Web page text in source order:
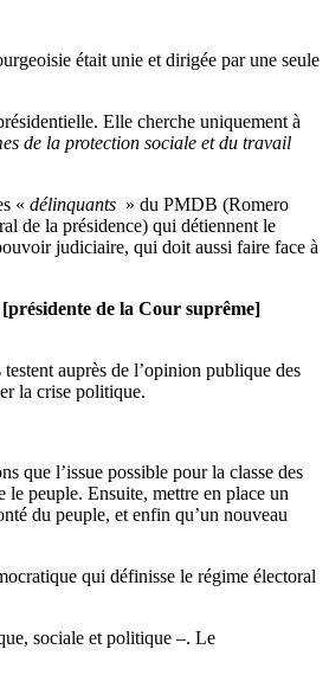
était unie et dirigée par une seule
Elle cherche uniquement à
de la protection sociale et du travail
« délinquants » du PMDB (Romero
de la présidence) qui détiennent le
judiciaire, qui doit aussi faire face à
[présidente de la Cour suprême]
auprès de l’opinion publique des
la crise politique.
que l’issue possible pour la classe des
le peuple. Ensuite, mettre en place un
du peuple, et enfin qu’un nouveau
qui définisse le régime électoral
sociale et politique –. Le